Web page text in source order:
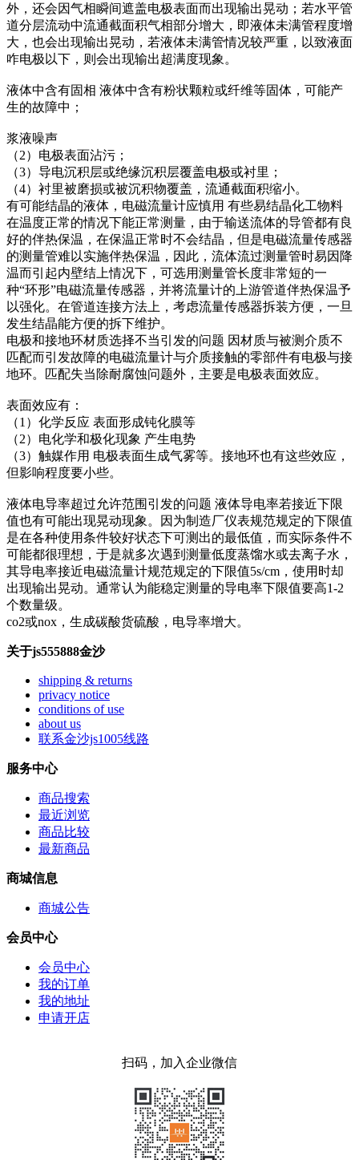
外，还会因气相瞬间遮盖电极表面而出现输出晃动；若水平管
道分层流动中流通截面积气相部分增大，即液体未满管程度增
大，也会出现输出晃动，若液体未满管情况较严重，以致液面
咋电极以下，则会出现输出超满度现象。
液体中含有固相 液体中含有粉状颗粒或纤维等固体，可能产
生的故障中；
浆液噪声
（2）电极表面沾污；
（3）导电沉积层或绝缘沉积层覆盖电极或衬里；
（4）衬里被磨损或被沉积物覆盖，流通截面积缩小。
有可能结晶的液体，电磁流量计应慎用 有些易结晶化工物料
在温度正常的情况下能正常测量，由于输送流体的导管都有良
好的伴热保温，在保温正常时不会结晶，但是电磁流量传感器
的测量管难以实施伴热保温，因此，流体流过测量管时易因降
温而引起内壁结上情况下，可选用测量管长度非常短的一
种“环形”电磁流量传感器，并将流量计的上游管道伴热保温予
以强化。在管道连接方法上，考虑流量传感器拆装方便，一旦
发生结晶能方便的拆下维护。
电极和接地环材质选择不当引发的问题 因材质与被测介质不
匹配而引发故障的电磁流量计与介质接触的零部件有电极与接
地环。匹配失当除耐腐蚀问题外，主要是电极表面效应。
表面效应有：
（1）化学反应 表面形成钝化膜等
（2）电化学和极化现象 产生电势
（3）触媒作用 电极表面生成气雾等。接地环也有这些效应，
但影响程度要小些。
液体电导率超过允许范围引发的问题 液体导电率若接近下限
值也有可能出现晃动现象。因为制造厂仪表规范规定的下限值
是在各种使用条件较好状态下可测出的最低值，而实际条件不
可能都很理想，于是就多次遇到测量低度蒸馏水或去离子水，
其导电率接近电磁流量计规范规定的下限值5s/cm，使用时却
出现输出晃动。通常认为能稳定测量的导电率下限值要高1-2
个数量级。
co2或nox，生成碳酸货硫酸，电导率增大。
关于js555888金沙
shipping & returns
privacy notice
conditions of use
about us
联系金沙js1005线路
服务中心
商品搜索
最近浏览
商品比较
最新商品
商城信息
商城公告
会员中心
会员中心
我的订单
我的地址
申请开店
扫码，加入企业微信